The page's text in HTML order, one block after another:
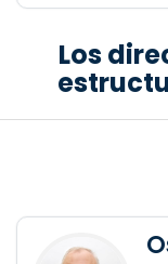
Los